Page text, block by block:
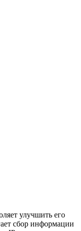
улучшить его
сбор информации